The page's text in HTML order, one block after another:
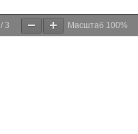
/ 3 Масштаб 100%